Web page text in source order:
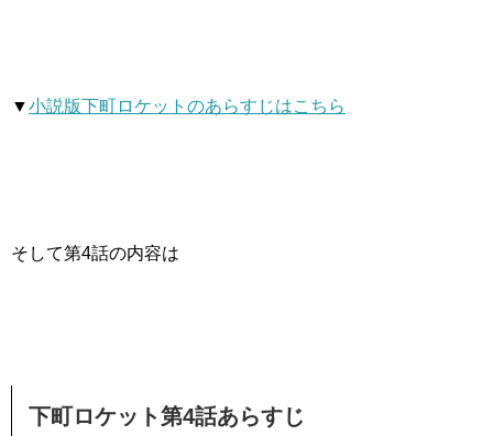
▼小説版下町ロケットのあらすじはこちら
そして第4話の内容は
下町ロケット第4話あらすじ